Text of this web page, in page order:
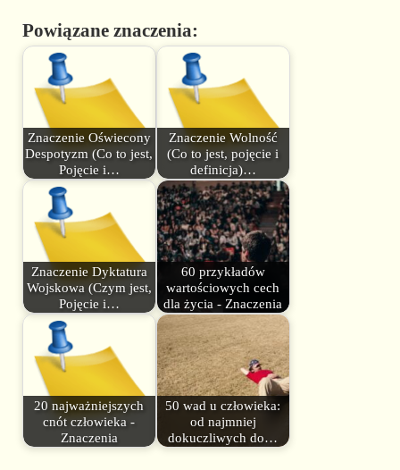
Powiązane znaczenia:
Znaczenie Oświecony
Despotyzm (Co to jest,
Pojęcie i…
Znaczenie Wolność
(Co to jest, pojęcie i
definicja)…
Znaczenie Dyktatura
Wojskowa (Czym jest,
Pojęcie i…
60 przykładów
wartościowych cech
dla życia - Znaczenia
20 najważniejszych
cnót człowieka -
Znaczenia
50 wad u człowieka:
od najmniej
dokuczliwych do…